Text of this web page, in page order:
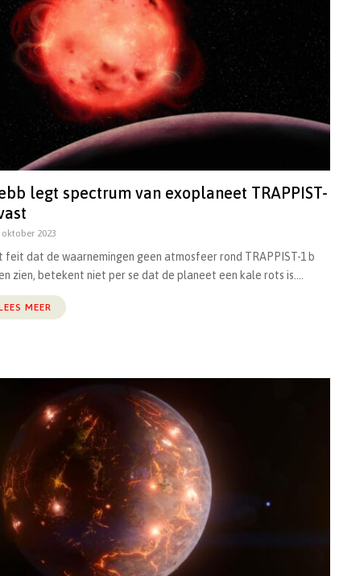
legt spectrum van exoplaneet TRAPPIST-
oktober 2023
feit dat de waarnemingen geen atmosfeer rond TRAPPIST-1 b
zien, betekent niet per se dat de planeet een kale rots is....
MEER